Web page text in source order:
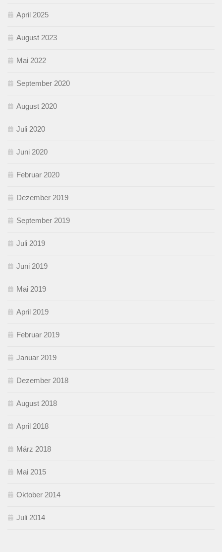
April 2025
August 2023
Mai 2022
September 2020
August 2020
Juli 2020
Juni 2020
Februar 2020
Dezember 2019
September 2019
Juli 2019
Juni 2019
Mai 2019
April 2019
Februar 2019
Januar 2019
Dezember 2018
August 2018
April 2018
März 2018
Mai 2015
Oktober 2014
Juli 2014